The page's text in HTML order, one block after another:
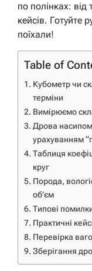
по полінках: від
кейсів. Готуйте
поїхали!
Table of
Кубометр чи
терміни
Вимірюємо
Дрова
урахуванням
Таблиця
круг
Порода,
об’єм
Типові
Практичні
Перевірка
Зберігання